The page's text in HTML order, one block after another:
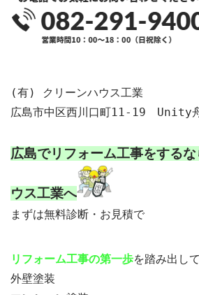
(有) クリーンハウス工業
広島市中区西川口町11-19　Unity
広島でリフォーム工事をするな
ウス工業へ
まずは無料診断・お見積で
リフォーム工事の第一歩を踏み出し
外壁塗装